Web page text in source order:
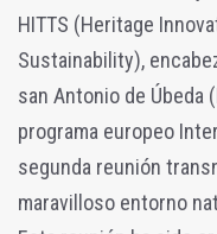
HITTS (Heritage
Sustainability),
san Antonio de Úbeda
programa europeo
segunda reunión
maravilloso entorno